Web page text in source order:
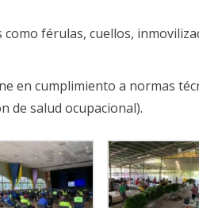
férulas, cuellos,
en cumplimiento a normas
de salud ocupacional).